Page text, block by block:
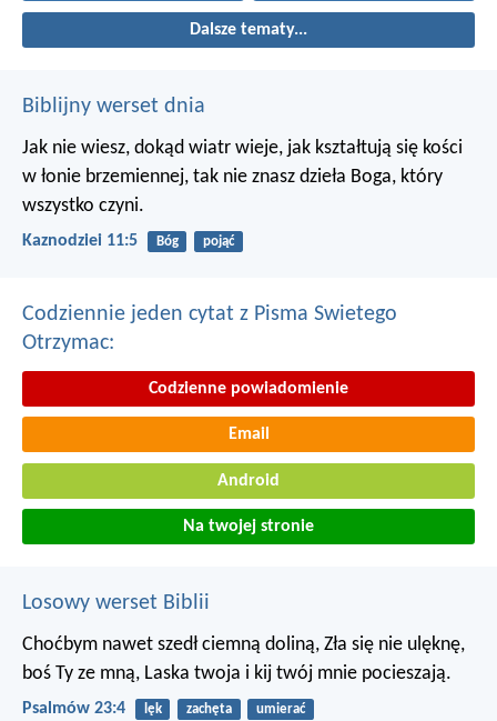
Dalsze tematy...
Biblijny werset dnia
Jak nie wiesz, dokąd wiatr wieje, jak kształtują się kości
w łonie brzemiennej, tak nie znasz dzieła Boga, który
wszystko czyni.
Kaznodziei 11:5 Bóg pojąć
Codziennie jeden cytat z Pisma Swietego
Otrzymac:
Codzienne powiadomienie
Email
Android
Na twojej stronie
Losowy werset Biblii
Choćbym nawet szedł ciemną doliną, Zła się nie ulęknę,
boś Ty ze mną, Laska twoja i kij twój mnie pocieszają.
Psalmów 23:4 lęk zachęta umierać